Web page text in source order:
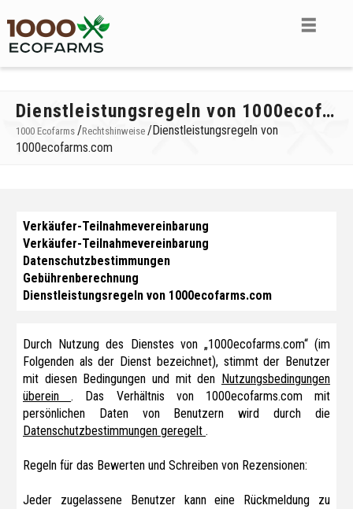
Dienstleistungsregeln von 1000ecofarms.com
1000 Ecofarms /Rechtshinweise /Dienstleistungsregeln von
1000ecofarms.com
Verkäufer-Teilnahmevereinbarung
Verkäufer-Teilnahmevereinbarung
Datenschutzbestimmungen
Gebührenberechnung
Dienstleistungsregeln von 1000ecofarms.com
Durch Nutzung des Dienstes von „1000ecofarms.com“ (im
Folgenden als der Dienst bezeichnet), stimmt der Benutzer
mit diesen Bedingungen und mit den Nutzungsbedingungen
überein. Das Verhältnis von 1000ecofarms.com mit
persönlichen Daten von Benutzern wird durch die
Datenschutzbestimmungen geregelt .
Regeln für das Bewerten und Schreiben von Rezensionen:
Jeder zugelassene Benutzer kann eine Rückmeldung zu